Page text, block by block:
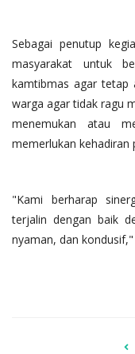
Sebagai penutup
masyarakat untuk
kamtibmas agar tetap
warga agar tidak ragu
menemukan atau
memerlukan kehadiran
"Kami berharap
terjalin dengan baik
nyaman, dan